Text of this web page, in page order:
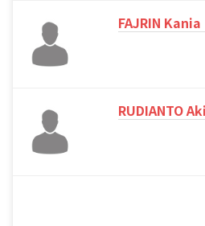
FAJRIN Kania
RUDIANTO